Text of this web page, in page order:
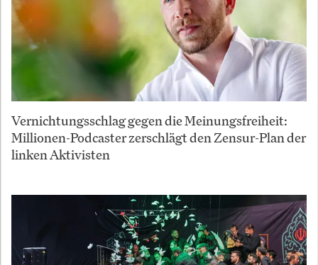
Vernichtungsschlag gegen die Meinungsfreiheit:
Millionen-Podcaster zerschlägt den Zensur-Plan der
linken Aktivisten